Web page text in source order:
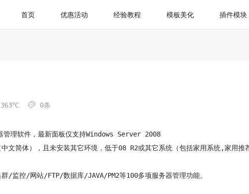
首页 优惠活动 经验教程 模板美化 插件模块
363℃  0条
管理软件，最新面板仅支持Windows Server 2008
简体），且未安装其它环境，低于08 R2或其它系统（包括家用系统,家用推
/监控/网站/FTP/数据库/JAVA/PM2等100多项服务器管理功能。